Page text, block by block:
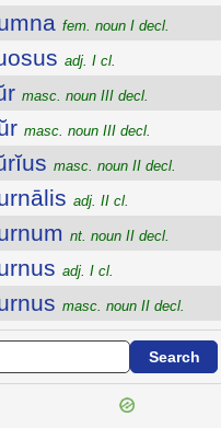
fem. noun I decl.
adj. I cl.
masc. noun III decl.
masc. noun III decl.
masc. noun II decl.
adj. II cl.
nt. noun II decl.
adj. I cl.
masc. noun II decl.